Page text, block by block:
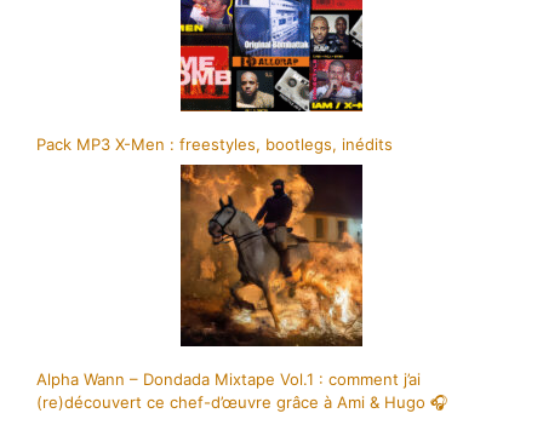
Pack MP3 X-Men : freestyles, bootlegs, inédits
Alpha Wann – Dondada Mixtape Vol.1 : comment j’ai
(re)découvert ce chef-d’œuvre grâce à Ami & Hugo 🎧